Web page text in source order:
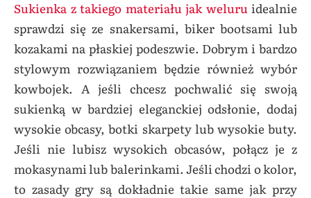
Sukienka z takiego materiału jak weluru idealnie
sprawdzi się ze snakersami, biker bootsami lub
kozakami na płaskiej podeszwie. Dobrym i bardzo
stylowym rozwiązaniem będzie również wybór
kowbojek. A jeśli chcesz pochwalić się swoją
sukienką w bardziej eleganckiej odsłonie, dodaj
wysokie obcasy, botki skarpety lub wysokie buty.
Jeśli nie lubisz wysokich obcasów, połącz je z
mokasynami lub balerinkami. Jeśli chodzi o kolor,
to zasady gry są dokładnie takie same jak przy